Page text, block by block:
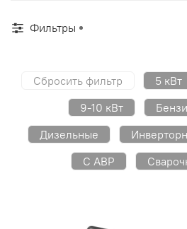
Фильтры
Сбросить фильтр 5 кВт
9-10 кВт
Дизельные
С АВР